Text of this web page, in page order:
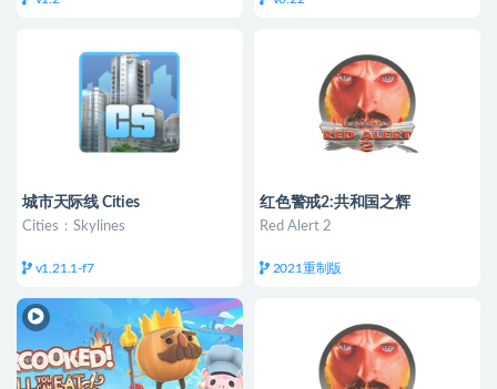
城市天际线 Cities
Cities：Skylines
v1.21.1-f7
红色警戒2:共和国之辉
Red Alert 2
2021重制版